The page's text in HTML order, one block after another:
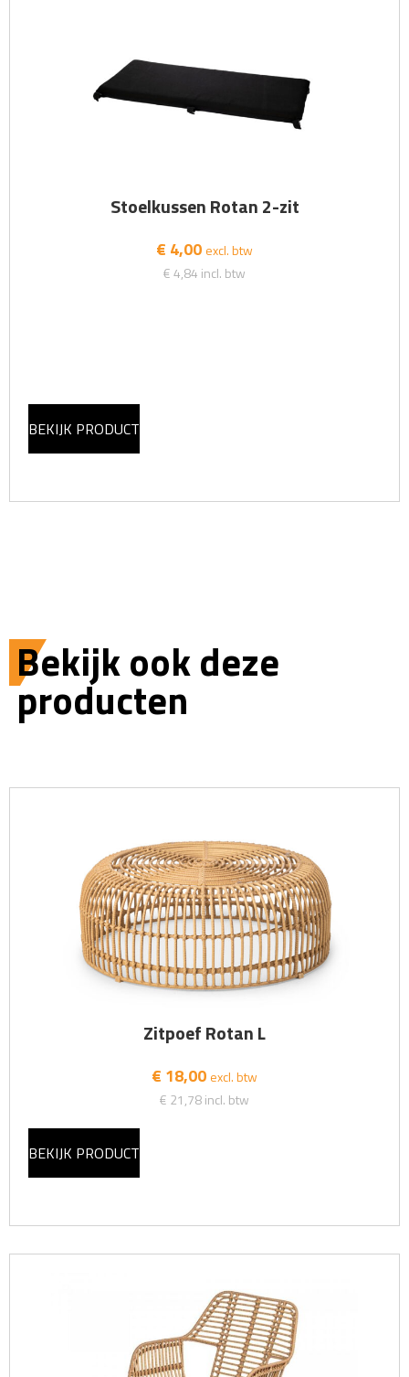
Stoelkussen Rotan 2-zit
€ 4,00 excl. btw
€ 4,84 incl. btw
BEKIJK PRODUCT
Bekijk ook deze
producten
Zitpoef Rotan L
€ 18,00 excl. btw
€ 21,78incl. btw
BEKIJK PRODUCT